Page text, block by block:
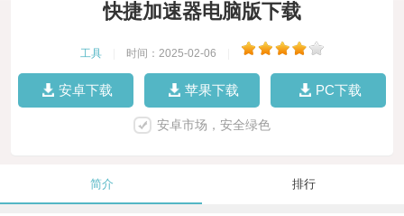
快捷加速器电脑版下载
工具 时间：2025-02-06
安卓下载 苹果下载 PC下载
安卓市场，安全绿色
简介 排行